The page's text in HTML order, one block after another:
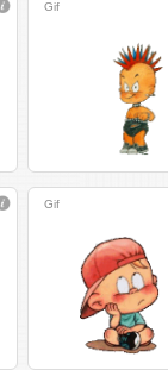
Gif
Gif